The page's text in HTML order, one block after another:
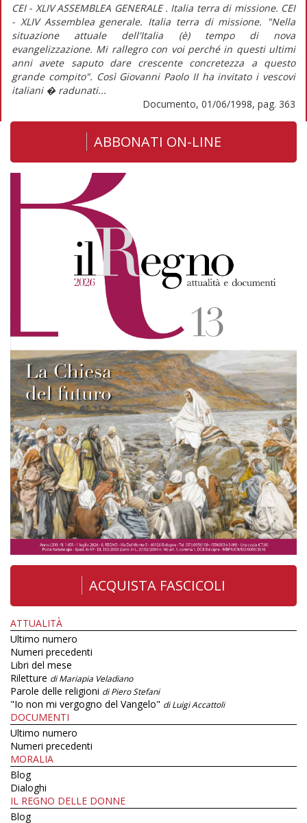
CEI - XLIV ASSEMBLEA GENERALE . Italia terra di missione. CEI
- XLIV Assemblea generale. Italia terra di missione. "Nella
situazione attuale dell'Italia (è) tempo di nova
evangelizzazione. Mi rallegro con voi perché in questi ultimi
anni avete saputo dare crescente concretezza a questo
grande compito". Così Giovanni Paolo II ha invitato i vescovi
italiani � radunati...
Documento, 01/06/1998, pag. 363
ABBONATI ON-LINE
ACQUISTA FASCICOLI
ATTUALITÀ
Ultimo numero
Numeri precedenti
Libri del mese
Riletture di Mariapia Veladiano
Parole delle religioni di Piero Stefani
"Io non mi vergogno del Vangelo" di Luigi Accattoli
DOCUMENTI
Ultimo numero
Numeri precedenti
MORALIA
Blog
Dialoghi
IL REGNO DELLE DONNE
Blog